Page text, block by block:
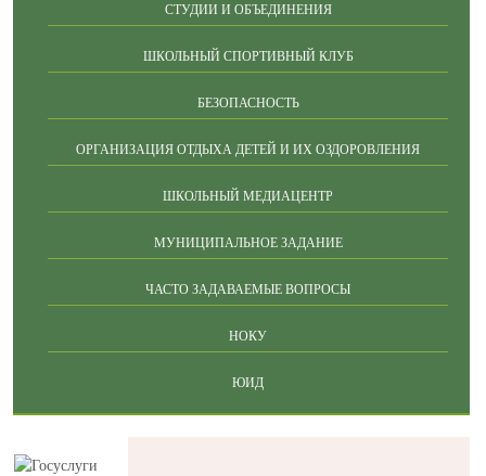
СТУДИИ И ОБЪЕДИНЕНИЯ
ШКОЛЬНЫЙ СПОРТИВНЫЙ КЛУБ
БЕЗОПАСНОСТЬ
ОРГАНИЗАЦИЯ ОТДЫХА ДЕТЕЙ И ИХ ОЗДОРОВЛЕНИЯ
ШКОЛЬНЫЙ МЕДИАЦЕНТР
МУНИЦИПАЛЬНОЕ ЗАДАНИЕ
ЧАСТО ЗАДАВАЕМЫЕ ВОПРОСЫ
НОКУ
ЮИД